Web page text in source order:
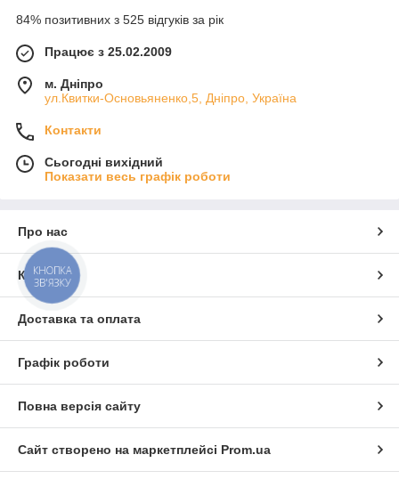
84% позитивних з 525 відгуків за рік
Працює з 25.02.2009
м. Дніпро
ул.Квитки-Основьяненко,5, Дніпро, Україна
Контакти
Сьогодні вихідний
Показати весь графік роботи
Про нас
Контакти
Доставка та оплата
Графік роботи
Повна версія сайту
Сайт створено на маркетплейсі Prom.ua
КНОПКА
ЗВ'ЯЗКУ